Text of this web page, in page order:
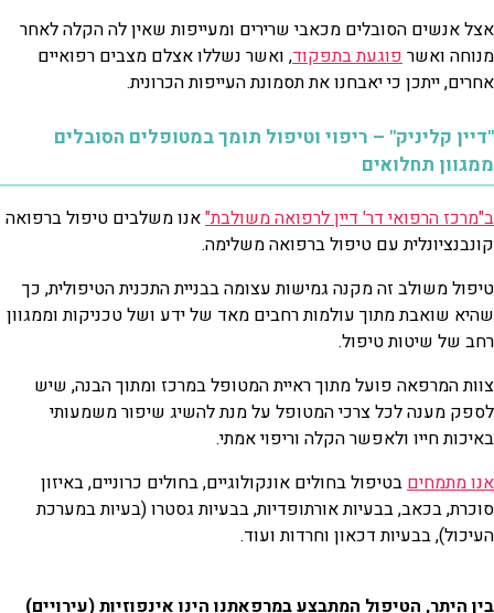
אצל אנשים הסובלים מכאבי שרירים ומעייפות שאין לה הקלה לאחר
מנוחה ואשר פוגעת בתפקוד, ואשר נשללו אצלם מצבים רפואיים
אחרים, ייתכן כי יאבחנו את תסמונת העייפות הכרונית.
"דיין קליניק" – ריפוי וטיפול תומך במטופלים הסובלים
ממגוון תחלואים
ב"מרכז הרפואי דר' דיין לרפואה משולבת"אנו משלבים טיפול ברפואה
קונבנציונלית עם טיפול ברפואה משלימה.
טיפול משולב זה מקנה גמישות עצומה בבניית התכנית הטיפולית, כך
שהיא שואבת מתוך עולמות רחבים מאד של ידע ושל טכניקות וממגוון
רחב של שיטות טיפול.
צוות המרפאה פועל מתוך ראיית המטופל במרכז ומתוך הבנה, שיש
לספק מענה לכל צרכי המטופל על מנת להשיג שיפור משמעותי
באיכות חייו ולאפשר הקלה וריפוי אמתי.
אנו מתמחים בטיפול בחולים אונקולוגיים, בחולים כרוניים, באיזון
סוכרת, בכאב, בבעיות אורתופדיות, בבעיות גסטרו (בעיות במערכת
העיכול), בבעיות דכאון וחרדות ועוד.
בין היתר, הטיפול המתבצע במרפאתנו הינו אינפוזיות (עירויים)